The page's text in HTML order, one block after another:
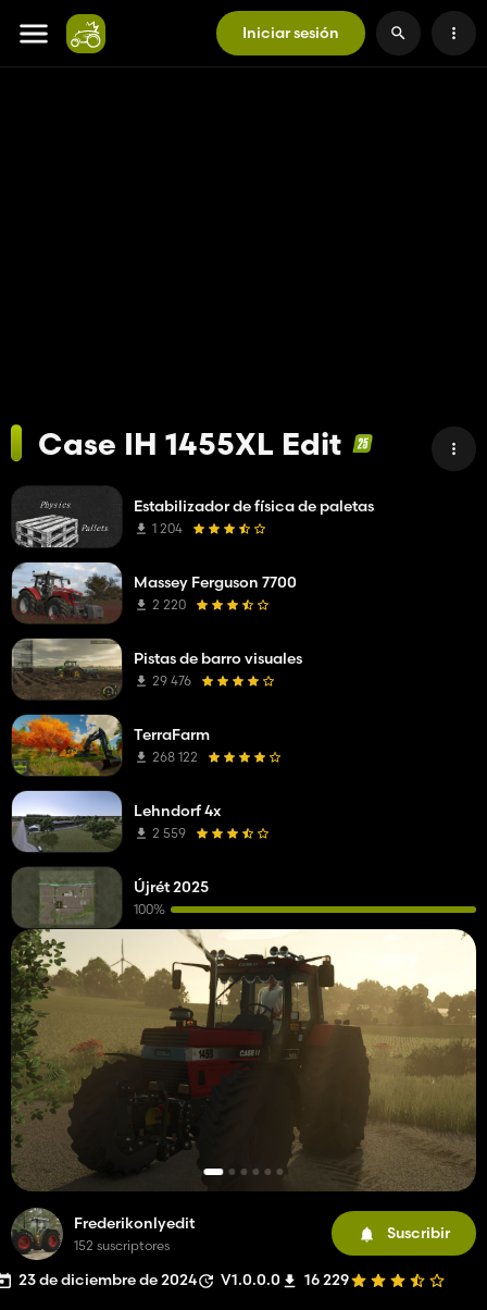
Iniciar sesión
Case IH 1455XL Edit
Frederikonlyedit
152 suscriptores
Suscribir
23 de diciembre de 2024 V1.0.0.0 16 229
Estabilizador de física de paletas
1 204
Massey Ferguson 7700
2 220
Pistas de barro visuales
29 476
TerraFarm
268 122
Lehndorf 4x
2 559
Újrét 2025
100%